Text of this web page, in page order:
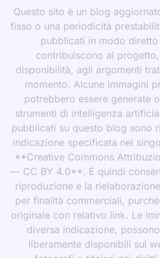
Questo sito è un blog
fisso o una periodicità
pubblicati in modo
contribuiscono al
disponibilità, agli argomenti
momento. Alcune immagini
potrebbero essere generate
strumenti di intelligenza
pubblicati su questo blog sono
indicazione specificata nei
**Creative Commons
— CC BY 4.0**. È quindi
riproduzione e la
per finalità commerciali,
originale con relativo link. Le
diversa indicazione,
liberamente disponibili sul